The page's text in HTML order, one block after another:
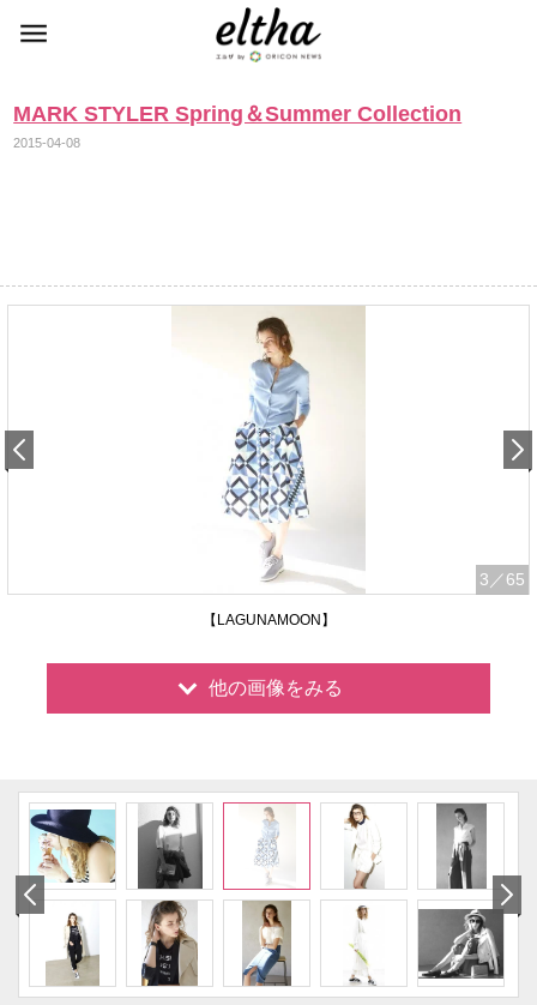
MARK STYLER Spring＆Summer Collection
2015-04-08
3 ／65
【LAGUNAMOON】
他の画像をみる